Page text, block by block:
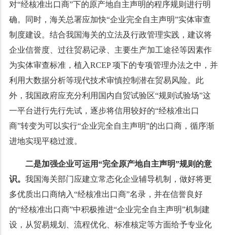
对“经核准出口商”下的原产地自主声明的程序规则进行明
确。同时，海关总署应加快“企业完全自主声明”实体审查
制度建设。结合我国海关的立法及行政管理实践，建议将
企业信誉度、过往贸易记录、主要生产加工途径等因素作
为实体审查标准，植入RCEP 项下的专项管理办法之中，并
利用大数据分析等现代技术审慎控制潜在贸易风险。此
外，我国政府应充分利用国内自贸试验区“规则试验场”这
一平台进行先行先试，逐步将信用较好的“经核准出口
商”转变为可以实行“企业完全自主声明”的出口商，循序渐
进地实现平稳过渡。
二是加强企业可运用“完全原产地自主声明”规则的意
识。 我国海关部门应建立常态化企业辅导机制，做好将更
多优质出口商纳入“经核准出口商”名录，并在信誉良好
的“经核准出口商”中积极推进“企业完全自主声明”机制建
设，从贸易规划、流程优化、标准核定等方面给予专业化